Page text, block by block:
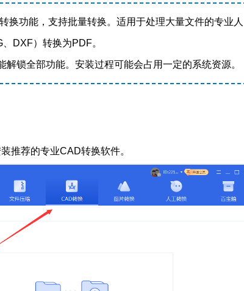
换功能，支持批量转换。适用于处理大量文件的专业人
DXF）转换为PDF。
锁全部功能。安装过程可能会占用一定的系统资源。
推荐的专业CAD转换软件。